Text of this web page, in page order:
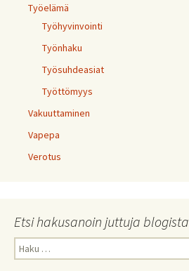
Työelämä
Työhyvinvointi
Työnhaku
Työsuhdeasiat
Työttömyys
Vakuuttaminen
Vapepa
Verotus
Etsi hakusanoin juttuja blogista
Haku: